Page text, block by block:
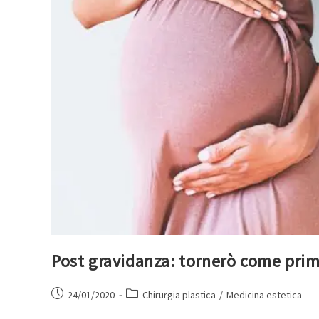
Post gravidanza: tornerò come
24/01/2020 Chirurgia plastica / Medicina estetica